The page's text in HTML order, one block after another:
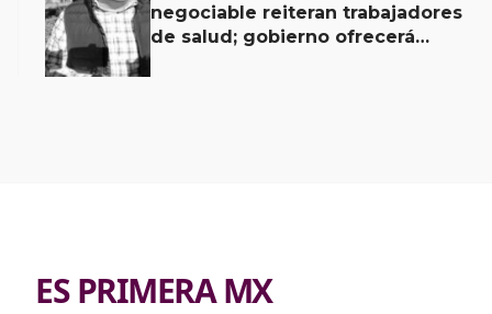
negociable reiteran trabajadores
de salud; gobierno ofrecerá
ES PRIMERA MX